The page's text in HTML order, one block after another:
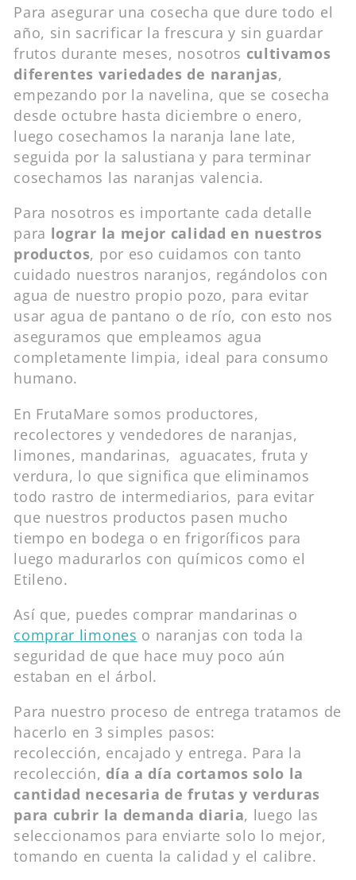
Para asegurar una cosecha que dure todo el
año, sin sacrificar la frescura y sin guardar
frutos durante meses, nosotros cultivamos
diferentes variedades de naranjas,
empezando por la navelina, que se cosecha
desde octubre hasta diciembre o enero,
luego cosechamos la naranja lane late,
seguida por la salustiana y para terminar
cosechamos las naranjas valencia.
Para nosotros es importante cada detalle
para lograr la mejor calidad en nuestros
productos, por eso cuidamos con tanto
cuidado nuestros naranjos, regándolos con
agua de nuestro propio pozo, para evitar
usar agua de pantano o de río, con esto nos
aseguramos que empleamos agua
completamente limpia, ideal para consumo
humano.
En FrutaMare somos productores,
recolectores y vendedores de naranjas,
limones, mandarinas, aguacates, fruta y
verdura, lo que significa que eliminamos
todo rastro de intermediarios, para evitar
que nuestros productos pasen mucho
tiempo en bodega o en frigoríficos para
luego madurarlos con químicos como el
Etileno.
Así que, puedes comprar mandarinas o
comprar limones o naranjas con toda la
seguridad de que hace muy poco aún
estaban en el árbol.
Para nuestro proceso de entrega tratamos de
hacerlo en 3 simples pasos:
recolección, encajado y entrega. Para la
recolección, día a día cortamos solo la
cantidad necesaria de frutas y verduras
para cubrir la demanda diaria, luego las
seleccionamos para enviarte solo lo mejor,
tomando en cuenta la calidad y el calibre.